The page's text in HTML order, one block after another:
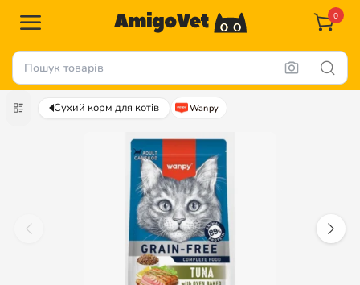
0
Сухий корм для котів Wanpy